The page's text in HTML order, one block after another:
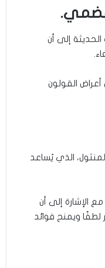
إلى أن
القولون
الذي يُساعد
الإشارة إلى أن
لطفًا ويمنح فوائد